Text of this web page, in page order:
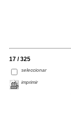
17 / 325
seleccionar
imprimir